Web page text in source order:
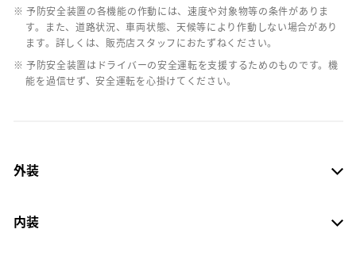
※ 予防安全装置の各機能の作動には、速度や対象物等の条件がありま
す。また、道路状況、車両状態、天候等により作動しない場合があり
ます。詳しくは、販売店スタッフにおたずねください。
※ 予防安全装置はドライバーの安全運転を支援するためのものです。機
能を過信せず、安全運転を心掛けてください。
外装
内装